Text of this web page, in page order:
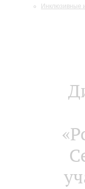
Инклюзивные